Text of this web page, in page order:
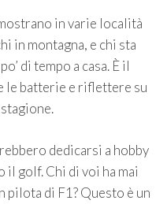
in varie località
in montagna, e chi sta
di tempo a casa. È il
le batterie e riflettere su
dedicarsi a hobby
il golf. Chi di voi ha mai
pilota di F1? Questo è un